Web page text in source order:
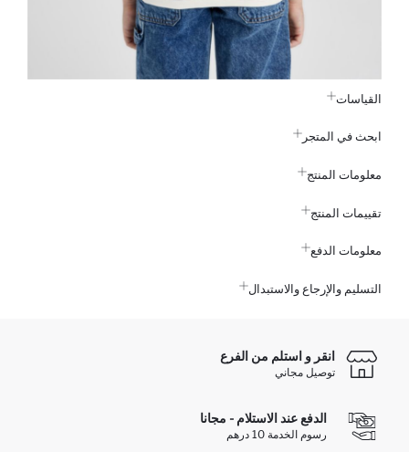
القياسات
ابحث في المتجر
معلومات المنتج
تقييمات المنتج
معلومات الدفع
التسليم والإرجاع والاستبدال
انقر و استلم من الفرع
توصيل مجاني
الدفع عند الاستلام - مجانا
رسوم الخدمة 10 درهم